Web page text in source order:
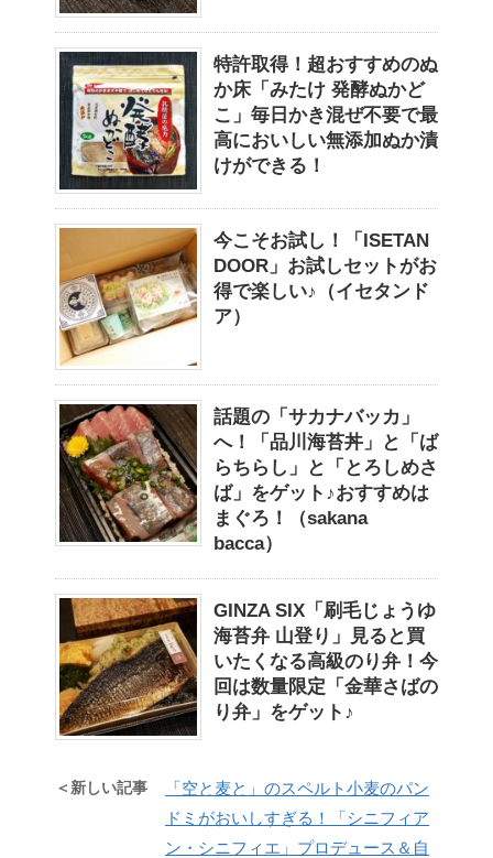
特許取得！超おすすめのぬ
か床「みたけ 発酵ぬかど
こ」毎日かき混ぜ不要で最
高においしい無添加ぬか漬
けができる！
今こそお試し！「ISETAN
DOOR」お試しセットがお
得で楽しい♪（イセタンド
ア）
話題の「サカナバッカ」
へ！「品川海苔丼」と「ば
らちらし」と「とろしめさ
ば」をゲット♪おすすめは
まぐろ！（sakana
bacca）
GINZA SIX「刷毛じょうゆ
海苔弁 山登り」見ると買
いたくなる高級のり弁！今
回は数量限定「金華さばの
り弁」をゲット♪
＜新しい記事
「空と麦と」のスペルト小麦のパン
ドミがおいしすぎる！「シニフィア
ン・シニフィエ」プロデュース＆自